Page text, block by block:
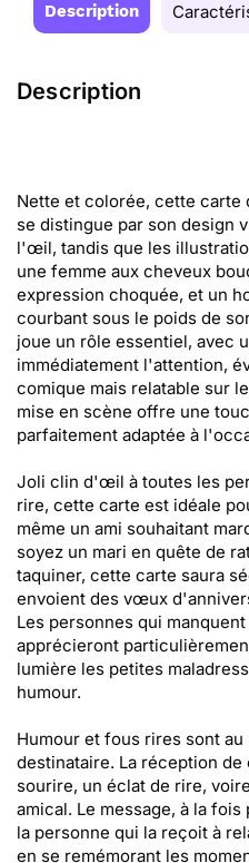
Description
Description
Nette et colorée, cette
se distingue par son design
l'œil, tandis que les
une femme aux cheveux
expression choquée, et un
courbant sous le poids de
joue un rôle essentiel, avec
immédiatement l'attention,
comique mais relatable sur
mise en scène offre une
parfaitement adaptée à
Joli clin d'œil à toutes les
rire, cette carte est idéale
même un ami souhaitant
soyez un mari en quête de
taquiner, cette carte saura
envoient des vœux
Les personnes qui
apprécieront
lumière les petites
humour.
Humour et fous rires sont
destinataire. La réception
sourire, un éclat de rire,
amical. Le message, à la
la personne qui la reçoit à
en se remémorant les